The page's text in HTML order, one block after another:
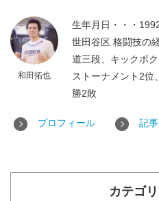
和田拓也
生年月日・・・
世田谷区 格闘技の
道三段、キックボ
ストーナメント2位
勝2敗
プロフィール 記
カテゴ